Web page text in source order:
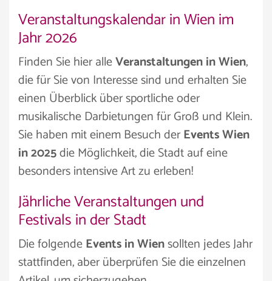
Veranstaltungskalendar in Wien im
Jahr 2026
Finden Sie hier alleVeranstaltungen in Wien,
die für Sie von Interesse sind und erhalten Sie
einen Überblick über sportliche oder
musikalische Darbietungen für Groß und Klein.
Sie haben mit einem Besuch derEvents Wien
in 2025die Möglichkeit, die Stadt auf eine
besonders intensive Art zu erleben!
Jährliche Veranstaltungen und
Festivals in der Stadt
Die folgendeEvents in Wiensollten jedes Jahr
stattfinden, aber überprüfen Sie die einzelnen